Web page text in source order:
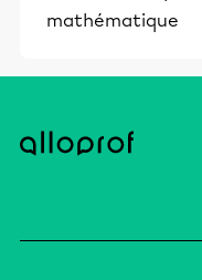
mathématique